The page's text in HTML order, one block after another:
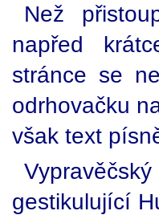
Než
napřed
stránce se
odrhovačku
však text
gestikulující